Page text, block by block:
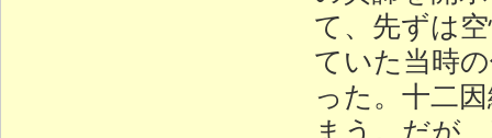
て、先ずは
ていた当時
った。十二
まう。だが